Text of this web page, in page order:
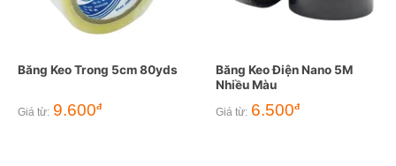
Băng Keo Trong 5cm 80yds
Giá từ: 9.600đ
Băng Keo Điện Nano 5M
Nhiều Màu
Giá từ: 6.500đ